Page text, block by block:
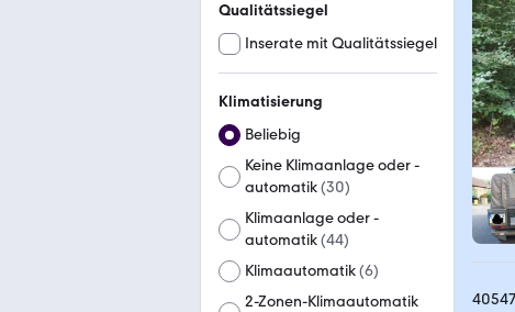
Qualitätssiegel
Inserate mit Qualitätssiegel
Klimatisierung
Beliebig
Keine Klimaanlage oder -
automatik(30)
Klimaanlage oder -
automatik(44)
Klimaautomatik(6)
2-Zonen-Klimaautomatik